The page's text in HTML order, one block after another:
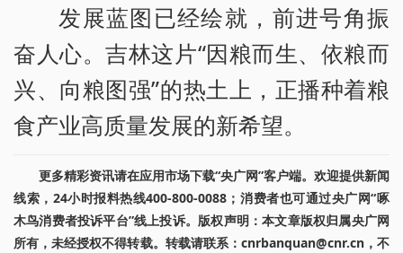
发展蓝图已经绘就，前进号角振
奋人心。吉林这片“因粮而生、依粮而
兴、向粮图强”的热土上，正播种着粮
食产业高质量发展的新希望。
更多精彩资讯请在应用市场下载“央广网”客户端。欢迎提供新闻
线索，24小时报料热线400-800-0088；消费者也可通过央广网“啄
木鸟消费者投诉平台”线上投诉。版权声明：本文章版权归属央广网
所有，未经授权不得转载。转载请联系：cnrbanquan@cnr.cn，不